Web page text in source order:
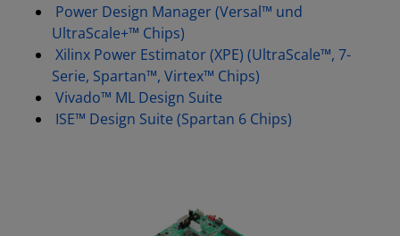
Power Design Manager (Versal™ und
UltraScale+™ Chips)
Xilinx Power Estimator (XPE) (UltraScale™, 7-
Serie, Spartan™, Virtex™ Chips)
Vivado™ ML Design Suite
ISE™ Design Suite (Spartan 6 Chips)